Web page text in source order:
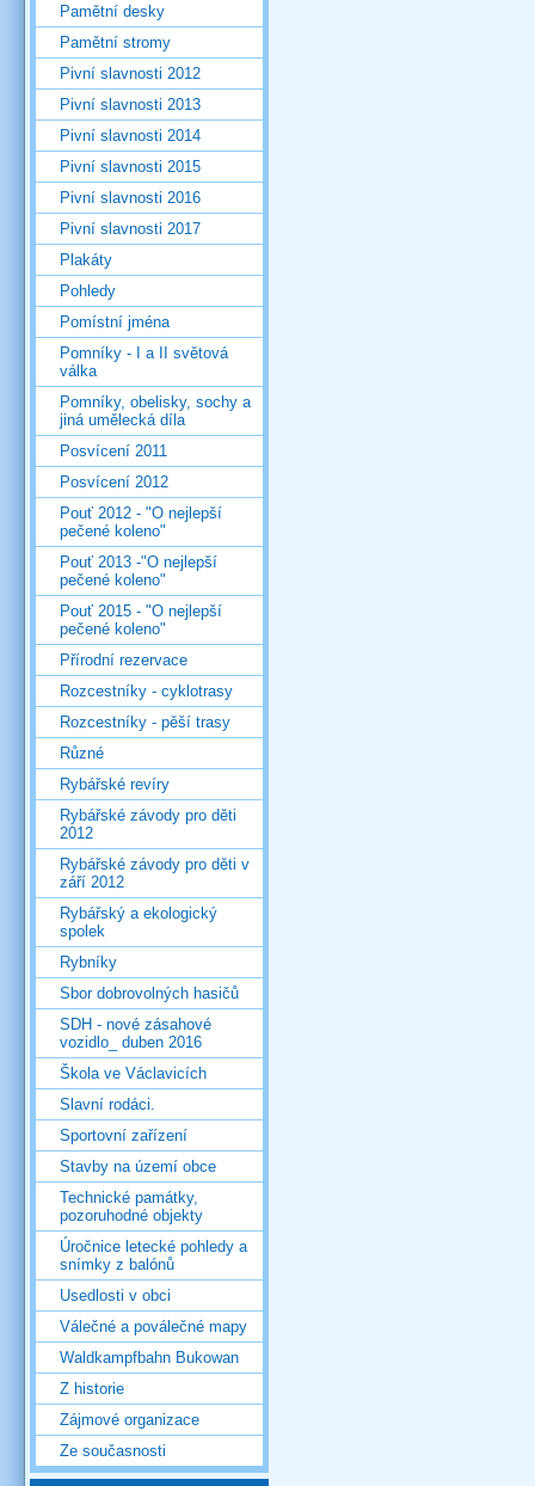
Pamětní desky
Pamětní stromy
Pivní slavnosti 2012
Pivní slavnosti 2013
Pivní slavnosti 2014
Pivní slavnosti 2015
Pivní slavnosti 2016
Pivní slavnosti 2017
Plakáty
Pohledy
Pomístní jména
Pomníky - I a II světová
válka
Pomníky, obelisky, sochy a
jiná umělecká díla
Posvícení 2011
Posvícení 2012
Pouť 2012 - "O nejlepší
pečené koleno"
Pouť 2013 -"O nejlepší
pečené koleno"
Pouť 2015 - "O nejlepší
pečené koleno"
Přírodní rezervace
Rozcestníky - cyklotrasy
Rozcestníky - pěší trasy
Různé
Rybářské revíry
Rybářské závody pro děti
2012
Rybářské závody pro děti v
září 2012
Rybářský a ekologický
spolek
Rybníky
Sbor dobrovolných hasičů
SDH - nové zásahové
vozidlo_ duben 2016
Škola ve Václavicích
Slavní rodáci.
Sportovní zařízení
Stavby na území obce
Technické památky,
pozoruhodné objekty
Úročnice letecké pohledy a
snímky z balónů
Usedlosti v obci
Válečné a poválečné mapy
Waldkampfbahn Bukowan
Z historie
Zájmové organizace
Ze současnosti